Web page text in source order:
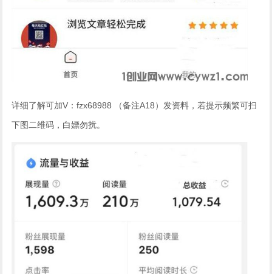
详细了解可加V：fzx68988 （备注A18）发资料，若提示频繁可扫
下图二维码，白嫖勿扰。